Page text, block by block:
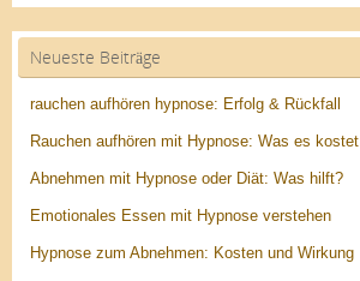
Neueste Beiträge
rauchen aufhören hypnose: Erfolg & Rückfall
Rauchen aufhören mit Hypnose: Was es kostet
Abnehmen mit Hypnose oder Diät: Was hilft?
Emotionales Essen mit Hypnose verstehen
Hypnose zum Abnehmen: Kosten und Wirkung